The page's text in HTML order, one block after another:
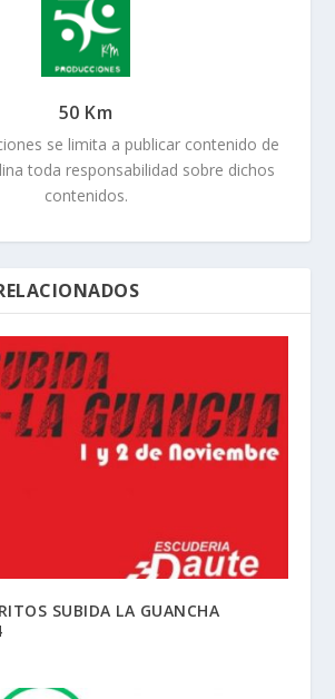
se limita a publicar contenido de
toda responsabilidad sobre dichos
contenidos.